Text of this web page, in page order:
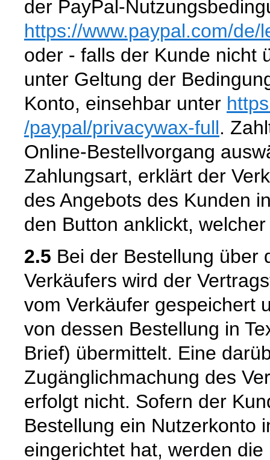
der PayPal-
https://www.paypal.com/de/
oder - falls der Kunde nicht
unter Geltung der
Konto, einsehbar unter
/paypal/privacywax-full.
Online-Bestellvorgang
Zahlungsart, erklärt der
des Angebots des Kunden
den Button anklickt,
2.5 Bei der Bestellung über
Verkäufers wird der
vom Verkäufer gespeichert
von dessen Bestellung in
Brief) übermittelt. Eine
Zugänglichmachung des
erfolgt nicht. Sofern der
Bestellung ein Nutzerkonto
eingerichtet hat, werden